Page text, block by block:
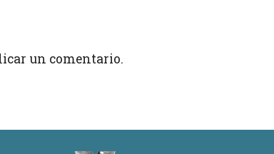
un comentario.